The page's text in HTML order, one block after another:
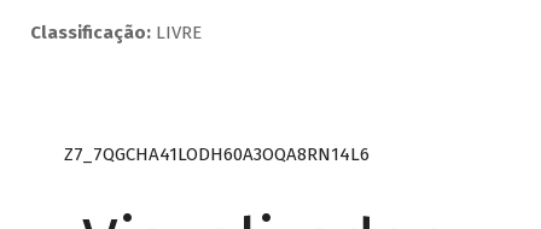
Classificação:LIVRE
Z7_7QGCHA41LODH60A3OQA8RN14L6